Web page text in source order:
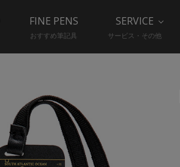
FINE PENS
おすすめ筆記具
SERVICE
サービス・その他